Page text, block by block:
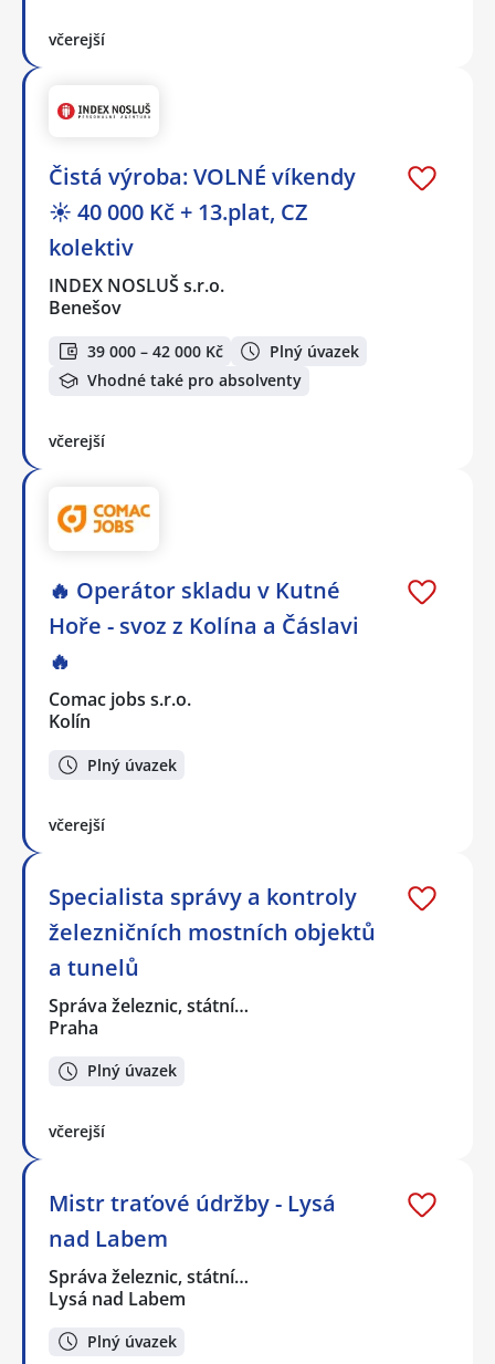
včerejší
Čistá výroba: VOLNÉ víkendy
☀️ 40 000 Kč + 13.plat, CZ
kolektiv
INDEX NOSLUŠ s.r.o.
Benešov
39 000 – 42 000 Kč
Plný úvazek
Vhodné také pro absolventy
včerejší
🔥 Operátor skladu v Kutné
Hoře - svoz z Kolína a Čáslavi
🔥
Comac jobs s.r.o.
Kolín
Plný úvazek
včerejší
Specialista správy a kontroly
železničních mostních objektů
a tunelů
Správa železnic, státní…
Praha
Plný úvazek
včerejší
Mistr traťové údržby - Lysá
nad Labem
Správa železnic, státní…
Lysá nad Labem
Plný úvazek